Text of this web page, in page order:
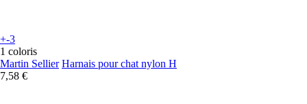
+-3
1 coloris
Martin Sellier Harnais pour chat nylon H
7,58 €